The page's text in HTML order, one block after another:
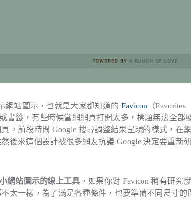
網站圖示，也就是大家都知道的 Favicon （Favorites
書籤，有些時候當網網頁打開太多，標題無法全部
。前段時間 Google 搜尋調整結果呈現的樣式，在
後來這個設計被很多網友抗議 Google 決定要重新研
網站圖示的線上工具 ，如果你對 Favicon 稍有研究
太一樣，為了滿足各種條件，也要準備不同尺寸的